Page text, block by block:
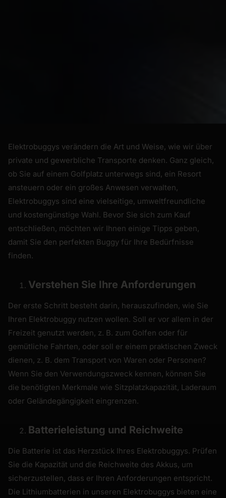
Elektrobuggys verändern die Art und Weise, wie wir über
private und gewerbliche Transporte denken. Ganz gleich,
ob Sie auf einem Golfplatz unterwegs sind, ein Resort
ansteuern oder ein großes Anwesen verwalten,
Elektrobuggys sind eine vielseitige, umweltfreundliche
und kostengünstige Wahl. Bevor Sie sich zum Kauf
entschließen, möchten wir Ihnen einige Tipps geben,
damit Sie den perfekten Buggy für Ihre Bedürfnisse
finden.
Verstehen Sie Ihre Anforderungen
Der erste Schritt besteht darin, herauszufinden, wie Sie
Ihren Elektrobuggy nutzen wollen. Soll er vor allem in der
Freizeit genutzt werden, z. B. zum Golfen oder für
gemütliche Fahrten, oder soll er einem praktischen Zweck
dienen, z. B. dem Transport von Waren oder Personen?
Wenn Sie den Verwendungszweck kennen, können Sie
die benötigten Merkmale wie Sitzplatzkapazität, Laderaum
oder Geländegängigkeit eingrenzen.
Batterieleistung und Reichweite
Die Batterie ist das Herzstück Ihres Elektrobuggys. Prüfen
Sie die Kapazität und die Reichweite des Akkus, um
sicherzustellen, dass er Ihren Anforderungen entspricht.
Die Lithiumbatterien in unseren Elektrobuggys bieten eine